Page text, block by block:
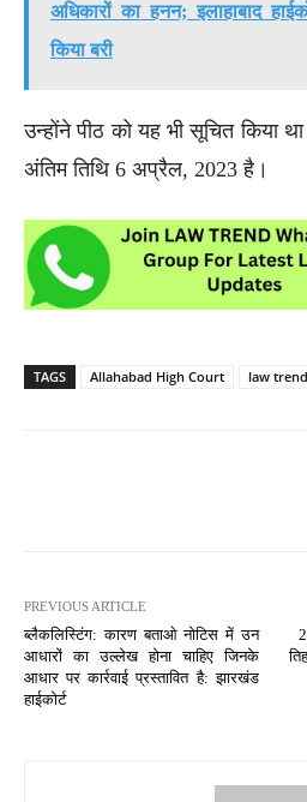
अधिकारों का हनन; इलाहाबाद
किया बरी
उन्होंने पीठ को यह भी सूचित किया
अंतिम तिथि 6 अप्रैल, 2023 है।
TAGS Allahabad High Court law
PREVIOUS ARTICLE
ब्लैकलिस्टिंग: कारण बताओ नोटिस में उन
आधारों का उल्लेख होना चाहिए जिनके
आधार पर कार्रवाई प्रस्तावित है: झारखंड
हाईकोर्ट